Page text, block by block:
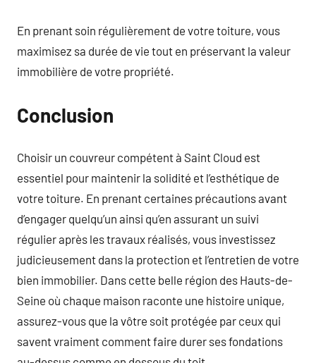
En prenant soin régulièrement de votre toiture, vous
maximisez sa durée de vie tout en préservant la valeur
immobilière de votre propriété.
Conclusion
Choisir un couvreur compétent à Saint Cloud est
essentiel pour maintenir la solidité et l’esthétique de
votre toiture. En prenant certaines précautions avant
d’engager quelqu’un ainsi qu’en assurant un suivi
régulier après les travaux réalisés, vous investissez
judicieusement dans la protection et l’entretien de votre
bien immobilier. Dans cette belle région des Hauts-de-
Seine où chaque maison raconte une histoire unique,
assurez-vous que la vôtre soit protégée par ceux qui
savent vraiment comment faire durer ses fondations